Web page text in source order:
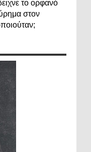
το ορφανό
στον